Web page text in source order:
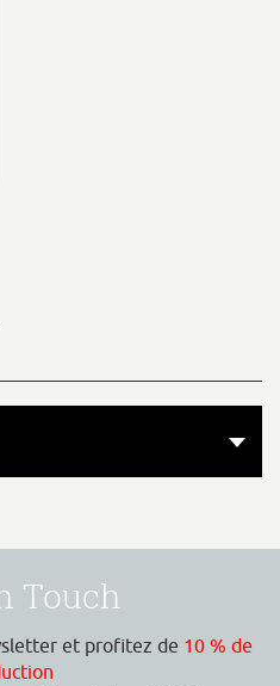
Touch
et profitez de 10 % de